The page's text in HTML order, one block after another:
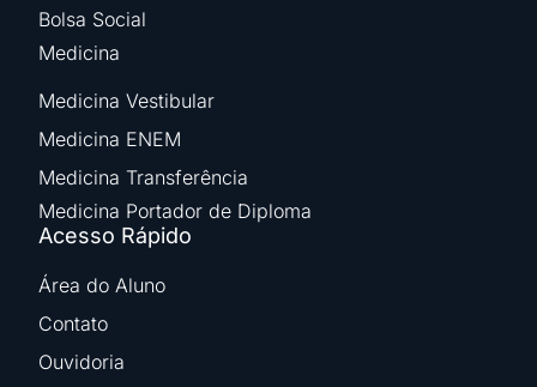
Bolsa Social
Medicina
Medicina Vestibular
Medicina ENEM
Medicina Transferência
Medicina Portador de Diploma
Acesso Rápido
Área do Aluno
Contato
Ouvidoria